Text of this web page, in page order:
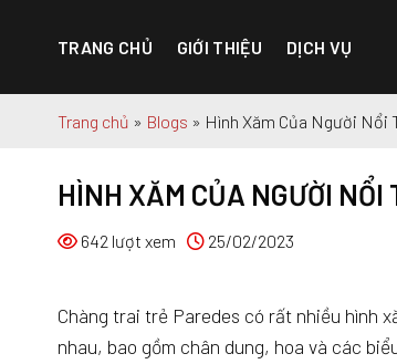
TRANG CHỦ GIỚI THIỆU DỊCH VỤ
Trang chủ » Blogs » Hình Xăm Của Người Nổi
HÌNH XĂM CỦA NGƯỜI
642 lượt xem 25/02/2023
Chàng trai trẻ Paredes có rất nhiều hình
nhau, bao gồm chân dung, hoa và các